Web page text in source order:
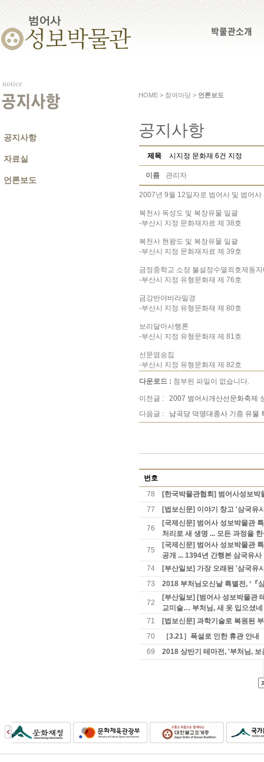
박물관소개
notice
공지사항
공지사항
자료실
언론보도
HOME > 참여마당 > 언론보도
공지사항
제목 시지정 문화재 6건 지정
이름 관리자
2007년 9월 12일자로 범어사 및 범어
복천사 독성도 및 복장유물 일괄
-부산시 지정 문화재자료 제 38호
복천사 현왕도 및 복장유물 일괄
-부산시 지정 문화재자료 제 39호
금정중학교 소장 불설장수멸죄호제동
-부산시 지정 유형문화재 제 76호
금강반야바라밀경
-부산시 지정 유형문화재 제 80호
보리달마사행론
-부산시 지정 유형문화재 제 81호
선문염송집
-부산시 지정 유형문화재 제 82호
다운로드 : 첨부된 파일이 없습니다.
이전글 : 2007 범어사개산선문화축제
다음글 : 남곡당 덕명대종사 기증 유물
번호
78
[한국박물관협회] 범어사성보
77
[법보신문] 이야기 창고 '삼국유
76
[국제신문] 범어사 성보박물관
처리로 새 생명 ... 모든 과정을
75
[국제신문] 범어사 성보박물관
공개 ... 1394년 간행본 삼국유사
74
[부산일보] 가장 오래된 '삼국유
73
2018 부처님오신날 특별전, ‘『
72
[부산일보] [범어사 성보박물관
교미술… 부처님, 새 옷 입으셨네
71
[법보신문] 과학기술로 복원된
70
［3.21］폭설로 인한 휴관 안내
69
2018 상반기 테마전, '부처님,